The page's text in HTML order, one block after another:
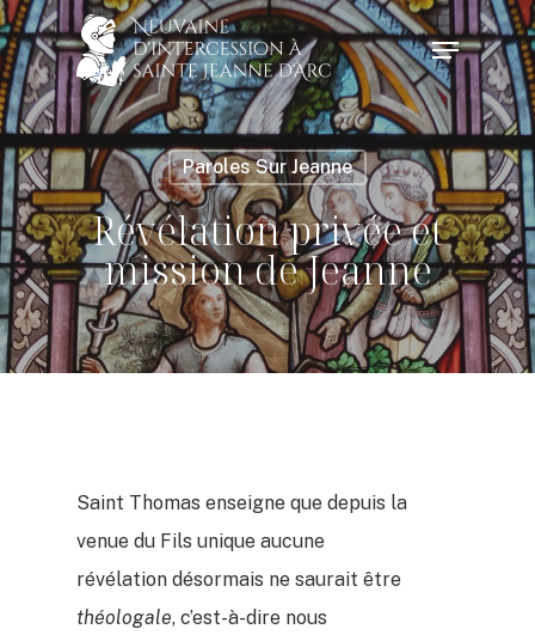
Skip
to
main
content
Menu
Paroles Sur Jeanne
Révélation privée et
mission de Jeanne
Saint Thomas enseigne que depuis la
venue du Fils unique aucune
révélation désormais ne saurait être
théologale, c’est-à-dire nous
Close
Menu